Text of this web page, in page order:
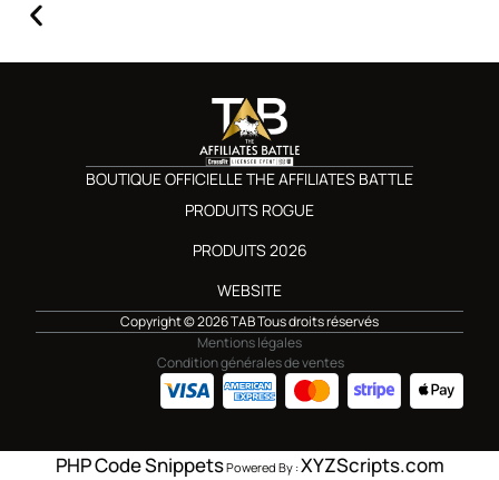
BOUTIQUE OFFICIELLE THE AFFILIATES BATTLE
PRODUITS ROGUE
PRODUITS 2026
WEBSITE
Copyright © 2026 TAB Tous droits réservés
Mentions légales
Condition générales de ventes
PHP Code SnippetsPowered By :XYZScripts.com